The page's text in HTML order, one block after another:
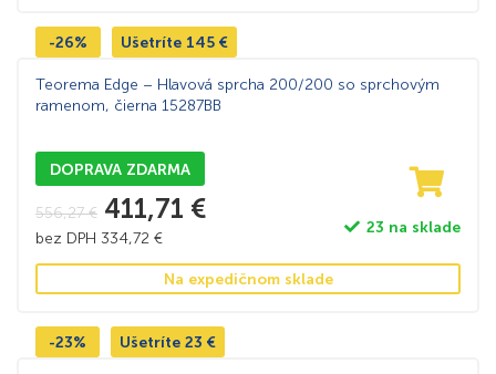
-26% Ušetríte 145 €
Teorema Edge – Hlavová sprcha 200/200 so sprchovým
ramenom, čierna 15287BB
DOPRAVA ZDARMA
556,27€ 411,71 €
bez DPH 334,72 €
23 na sklade
Na expedičnom sklade
-23% Ušetríte 23 €